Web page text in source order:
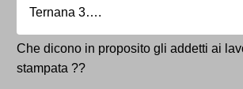
Ternana 3….
Che dicono in proposito gli addetti ai
stampata ??